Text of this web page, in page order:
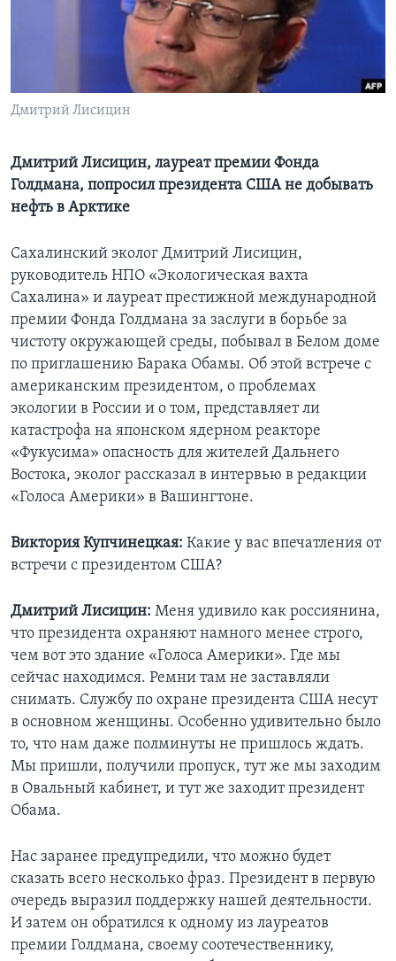
Языки
Дмитрий Лисицин
Дмитрий Лисицин, лауреат премии Фонда
Голдмана, попросил президента США не добывать
нефть в Арктике
Сахалинский эколог Дмитрий Лисицин,
руководитель НПО «Экологическая вахта
Сахалина» и лауреат престижной международной
премии Фонда Голдмана за заслуги в борьбе за
чистоту окружающей среды, побывал в Белом доме
по приглашению Барака Обамы. Об этой встрече с
американским президентом, о проблемах
экологии в России и о том, представляет ли
катастрофа на японском ядерном реакторе
«Фукусима» опасность для жителей Дальнего
Востока, эколог рассказал в интервью в редакции
«Голоса Америки» в Вашингтоне.
Виктория Купчинецкая: Какие у вас впечатления от
встречи с президентом США?
Дмитрий Лисицин: Меня удивило как россиянина,
что президента охраняют намного менее строго,
чем вот это здание «Голоса Америки». Где мы
сейчас находимся. Ремни там не заставляли
снимать. Службу по охране президента США несут
в основном женщины. Особенно удивительно было
то, что нам даже полминуты не пришлось ждать.
Мы пришли, получили пропуск, тут же мы заходим
в Овальный кабинет, и тут же заходит президент
Обама.
Нас заранее предупредили, что можно будет
сказать всего несколько фраз. Президент в первую
очередь выразил поддержку нашей деятельности.
И затем он обратился к одному из лауреатов
премии Голдмана, своему соотечественнику,